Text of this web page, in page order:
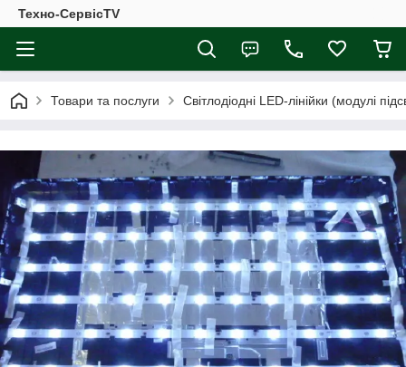
Техно-СервісTV
Товари та послуги Світлодіодні LED-лінійки (модулі